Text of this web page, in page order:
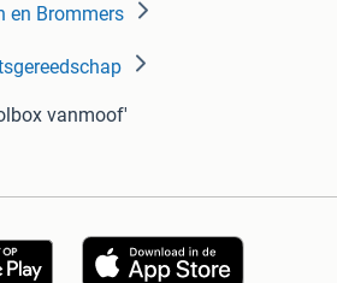
en Brommers
vanmoof'